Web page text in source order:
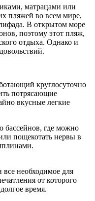
матрацами или
пляжей во всем мире,
В открытом море
поэтому этот пляж,
отдыха. Однако и
круглосуточно
потрясающие
вкусные легкие
бассейнов, где можно
пощекотать нервы в
необходимое для
от которого
время.